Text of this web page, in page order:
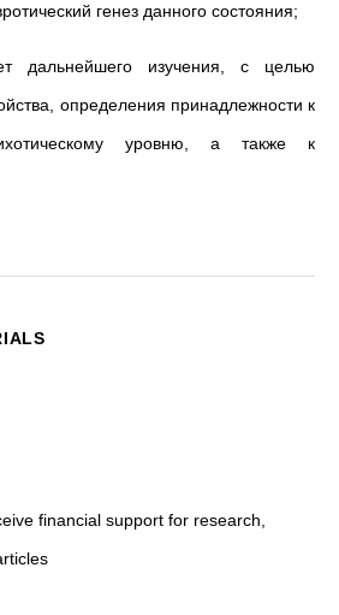
генез данного состояния;
дальнейшего изучения, с целью
определения принадлежности к
уровню, а также к
financial support for research,